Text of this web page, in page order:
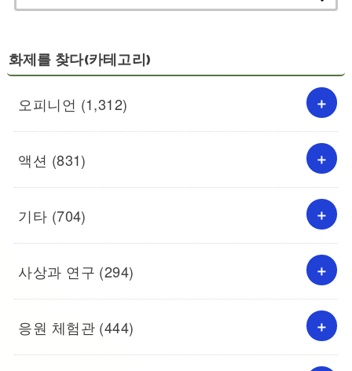
색:
화제를 찾다(카테고리)
오피니언 (1,312)
액션 (831)
기타 (704)
사상과 연구 (294)
응원 체험관 (444)